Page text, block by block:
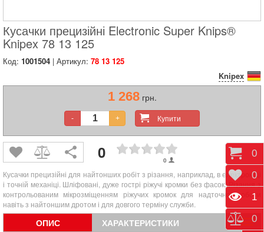
Кусачки прецизійні Electronic Super Knips®
Knipex 78 13 125
Код: 1001504 | Артикул: 78 13 125
Knipex
1 268грн.
Купити
- +
0 0
Кусачки прецизійні для найтонших робіт з різання, наприклад, в електроніці
і точній механіці. Шліфовані, дуже гострі ріжучі кромки без фасок. Різання з
контрольованим мікрозміщенням ріжучих кромок для надточної роботи
навіть з найтоншим дротом і для довгого терміну служби.
ОПИС ХАРАКТЕРИСТИКИ
0
0
1
0